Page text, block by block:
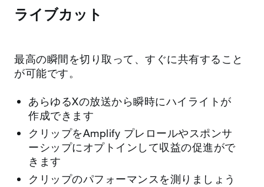
ライブカット
最高の瞬間を切り取って、すぐに共有すること
が可能です。
あらゆるXの放送から瞬時にハイライトが
作成できます
クリップをAmplify プレロールやスポンサ
ーシップにオプトインして収益の促進がで
きます
クリップのパフォーマンスを測りましょう